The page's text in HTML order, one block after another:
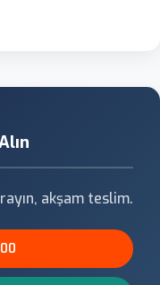
akşam teslim.